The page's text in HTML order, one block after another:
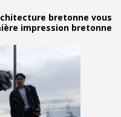
sur architecture
une première